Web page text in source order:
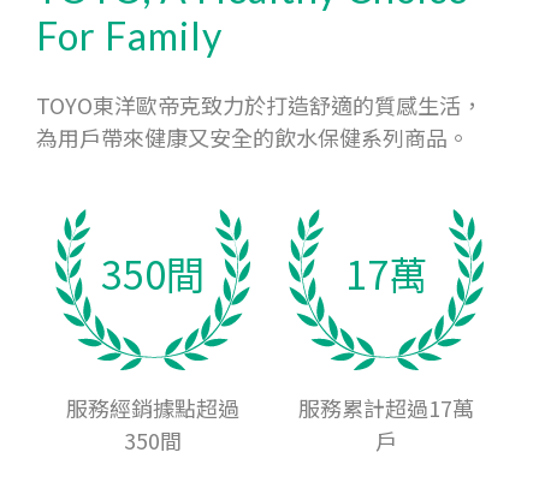
For Family
TOYO東洋歐帝克致力於打造舒適的質感生活，
為用戶帶來健康又安全的飲水保健系列商品。
350間
服務經銷據點超過
350間
17萬
服務累計超過17萬
戶